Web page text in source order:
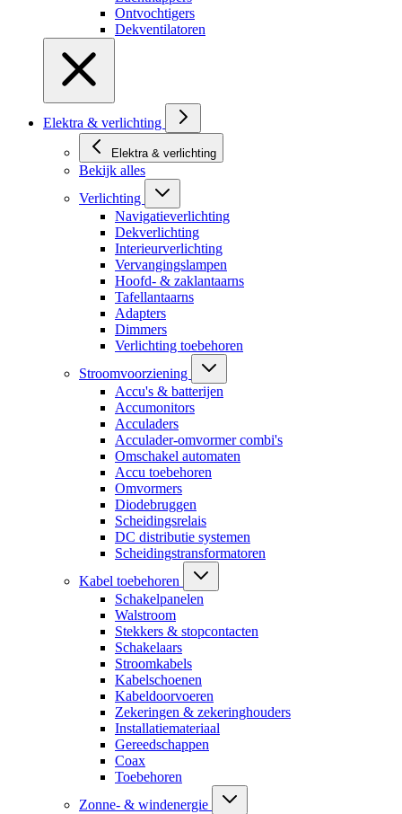
Ontvochtigers
Dekventilatoren
Elektra & verlichting
Elektra & verlichting
Bekijk alles
Verlichting
Navigatieverlichting
Dekverlichting
Interieurverlichting
Vervangingslampen
Hoofd- & zaklantaarns
Tafellantaarns
Adapters
Dimmers
Verlichting toebehoren
Stroomvoorziening
Accu's & batterijen
Accumonitors
Acculaders
Acculader-omvormer combi's
Omschakel automaten
Accu toebehoren
Omvormers
Diodebruggen
Scheidingsrelais
DC distributie systemen
Scheidingstransformatoren
Kabel toebehoren
Schakelpanelen
Walstroom
Stekkers & stopcontacten
Schakelaars
Stroomkabels
Kabelschoenen
Kabeldoorvoeren
Zekeringen & zekeringhouders
Installatiemateriaal
Gereedschappen
Coax
Toebehoren
Zonne- & windenergie